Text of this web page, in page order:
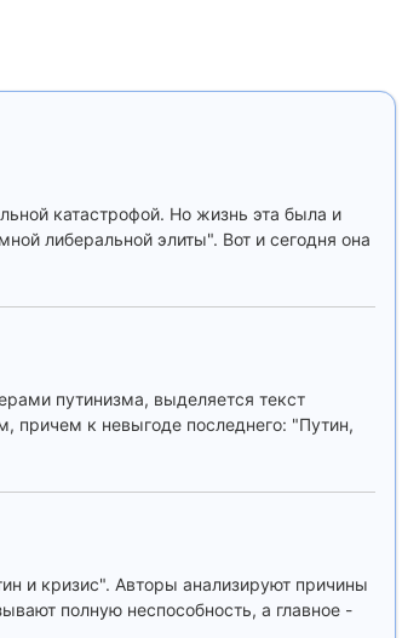
катастрофой. Но жизнь эта была и
либеральной элиты". Вот и сегодня она
путинизма, выделяется текст
причем к невыгоде последнего: "Путин,
и кризис". Авторы анализируют причины
полную неспособность, а главное -